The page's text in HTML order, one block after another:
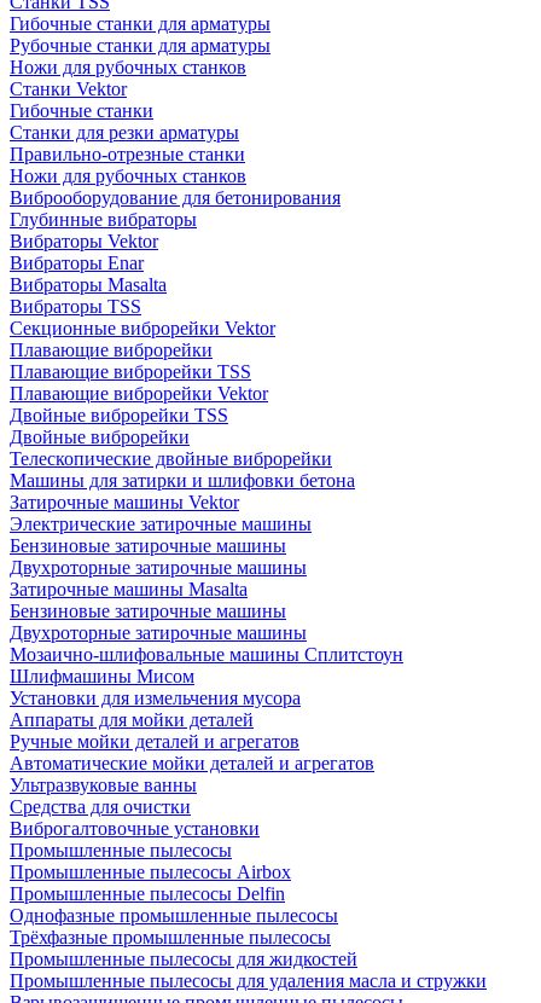
Гибочные станки для арматуры
Рубочные станки для арматуры
Ножи для рубочных станков
Станки Vektor
Гибочные станки
Станки для резки арматуры
Правильно-отрезные станки
Ножи для рубочных станков
Виброоборудование для бетонирования
Глубинные вибраторы
Вибраторы Vektor
Вибраторы Enar
Вибраторы Masalta
Вибраторы TSS
Секционные виброрейки Vektor
Плавающие виброрейки
Плавающие виброрейки TSS
Плавающие виброрейки Vektor
Двойные виброрейки TSS
Двойные виброрейки
Телескопические двойные виброрейки
Машины для затирки и шлифовки бетона
Затирочные машины Vektor
Электрические затирочные машины
Бензиновые затирочные машины
Двухроторные затирочные машины
Затирочные машины Masalta
Бензиновые затирочные машины
Двухроторные затирочные машины
Мозаично-шлифовальные машины Сплитстоун
Шлифмашины Мисом
Установки для измельчения мусора
Аппараты для мойки деталей
Ручные мойки деталей и агрегатов
Автоматические мойки деталей и агрегатов
Ультразвуковые ванны
Средства для очистки
Виброгалтовочные установки
Промышленные пылесосы
Промышленные пылесосы Airbox
Промышленные пылесосы Delfin
Однофазные промышленные пылесосы
Трёхфазные промышленные пылесосы
Промышленные пылесосы для жидкостей
Промышленные пылесосы для удаления масла и стружки